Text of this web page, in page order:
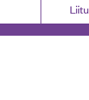
Liitu